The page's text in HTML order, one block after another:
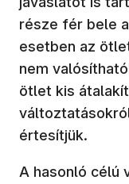
része fér bele
esetben az
nem
ötlet kis
értesítjük.
A hasonló célú